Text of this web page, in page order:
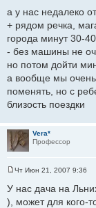
о
б
е
н
е
а у нас недалеко
+ рядом речка,
города минут 30-40
- без машины не
но потом дойти
а вообще мы очень
поменять, но с
близость поездки
Vera*
Профессор
о
б
Чт Июн 21, 2007 9:36
У нас дача на
), может для кого-